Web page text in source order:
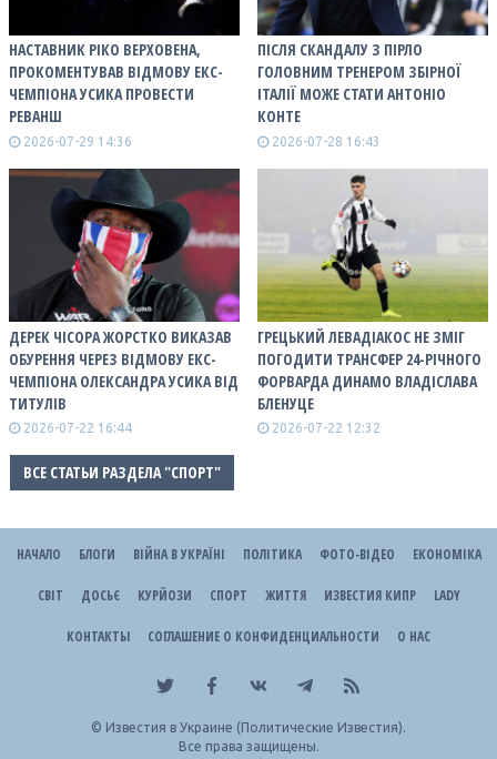
НАСТАВНИК РІКО ВЕРХОВЕНА,
ПРОКОМЕНТУВАВ ВІДМОВУ ЕКС-
ЧЕМПІОНА УСИКА ПРОВЕСТИ
РЕВАНШ
2026-07-29 14:36
ПІСЛЯ СКАНДАЛУ З ПІРЛО
ГОЛОВНИМ ТРЕНЕРОМ ЗБІРНОЇ
ІТАЛІЇ МОЖЕ СТАТИ АНТОНІО
КОНТЕ
2026-07-28 16:43
ДЕРЕК ЧІСОРА ЖОРСТКО ВИКАЗАВ
ОБУРЕННЯ ЧЕРЕЗ ВІДМОВУ ЕКС-
ЧЕМПІОНА ОЛЕКСАНДРА УСИКА ВІД
ТИТУЛІВ
2026-07-22 16:44
ГРЕЦЬКИЙ ЛЕВАДІАКОС НЕ ЗМІГ
ПОГОДИТИ ТРАНСФЕР 24-РІЧНОГО
ФОРВАРДА ДИНАМО ВЛАДІСЛАВА
БЛЕНУЦЕ
2026-07-22 12:32
ВСЕ СТАТЬИ РАЗДЕЛА "СПОРТ"
НАЧАЛО БЛОГИ ВІЙНА В УКРАЇНІ ПОЛІТИКА ФОТО-ВІДЕО ЕКОНОМІКА
СВІТ ДОСЬЄ КУРЙОЗИ СПОРТ ЖИТТЯ ИЗВЕСТИЯ КИПР LADY
КОНТАКТЫ СОГЛАШЕНИЕ О КОНФИДЕНЦИАЛЬНОСТИ О НАС
© Известия в Украине (Политические Известия).
Все права защищены.